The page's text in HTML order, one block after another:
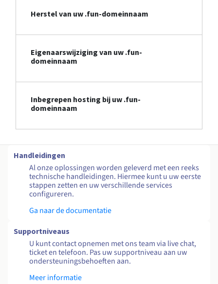
Herstel van uw .fun-domeinnaam
Eigenaarswijziging van uw .fun-
domeinnaam
Inbegrepen hosting bij uw .fun-
domeinnaam
Handleidingen
Al onze oplossingen worden geleverd met een reeks
technische handleidingen. Hiermee kunt u uw eerste
stappen zetten en uw verschillende services
configureren.
Ga naar de documentatie
Supportniveaus
U kunt contact opnemen met ons team via live chat,
ticket en telefoon. Pas uw supportniveau aan uw
ondersteuningsbehoeften aan.
Meer informatie